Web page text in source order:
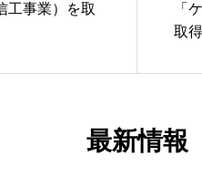
工事業）を取
「
取
最新情報